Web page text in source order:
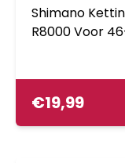
Shimano
R8000 Voor
€19,99